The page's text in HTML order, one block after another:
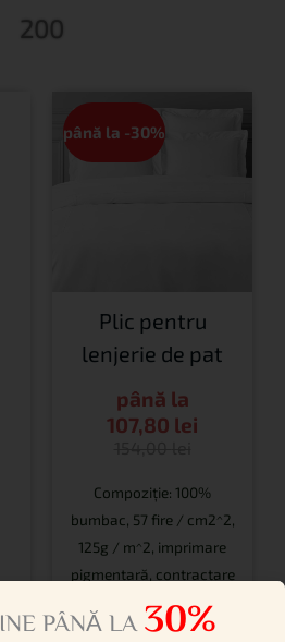
200
până la -30%
Plic pentru
lenjerie de pat
până la
107,80 lei
Compoziție: 100%
bumbac, 57 fire / cm2^2,
125g / m^2, imprimare
pigmentară, contractare
4-5%